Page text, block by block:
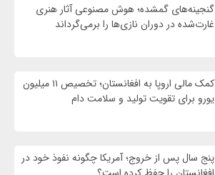
گنجینه‌های گمشده؛ هوش مصنوعی آثار هنری
غارت‌شده در دوران نازی‌ها را برمی‌گرداند
کمک مالی اروپا به افغانستان؛ تخصیص ۱۱ میلیون
یورو برای تقویت تولید و سلامت دام
پنج سال پس از خروج؛ آمریکا چگونه نفوذ خود در